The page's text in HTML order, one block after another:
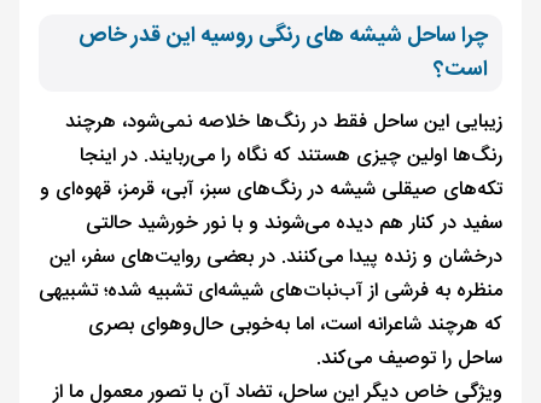
چرا ساحل شیشه های رنگی روسیه این‌ قدر خاص
است؟
زیبایی این ساحل فقط در رنگ‌ها خلاصه نمی‌شود، هرچند
رنگ‌ها اولین چیزی هستند که نگاه را می‌ربایند. در اینجا
تکه‌های صیقلی شیشه در رنگ‌های سبز، آبی، قرمز، قهوه‌ای و
سفید در کنار هم دیده می‌شوند و با نور خورشید حالتی
درخشان و زنده پیدا می‌کنند. در بعضی روایت‌های سفر، این
منظره به فرشی از آب‌نبات‌های شیشه‌ای تشبیه شده؛ تشبیهی
که هرچند شاعرانه است، اما به‌خوبی حال‌وهوای بصری
ساحل را توصیف می‌کند.
ویژگی خاص دیگر این ساحل، تضاد آن با تصور معمول ما از